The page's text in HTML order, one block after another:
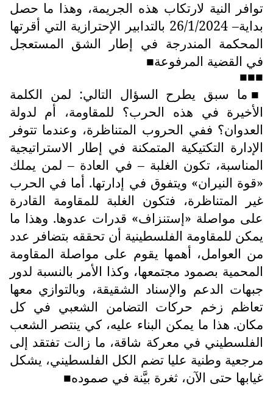
توافر النية لارتكاب هذه الجريمة، وهذا ما حصل
بداية– 26/1/2024 بالتدابير الإحترازية التي أقرتها
المحكمة المندرجة في إطار الشق المستعجل
في القضية المرفوعة■
■■■
■ ما سبق يطرح السؤال التالي: لمن الكلمة
الأخيرة في هذه الحرب؟ للمقاومة، أم لدولة
العدوان؟ ففي الحروب المتناظرة، وعندما تتوفر
الإدارة التكتيكية المتمكنة في إطار الاستراتيجية
المناسبة، تكون الغلبة – في العادة – لمن يملك
«قوة النيران» ويتفوق في إدارتها. أما في الحرب
غير المتناظرة، فتكون الغلبة للمقاومة القادرة
على مواصلة «إستنزاف» قدرات عدوها. وهذا ما
يمكن للمقاومة الفلسطينية أن تحققه بتضافر عدد
من العوامل، أهمها يقوم على مواصلة المقاومة
المحمية بصمود مجتمعها، وكذا الأمر بالنسبة لدور
جبهات الدعم والإسناد الشقيقة، وبالتوازي معها
تعاظم زخم حركات التضامن الشعبي في كل
مكان. هذا ما يمكن البناء عليه، كي ينتصر الشعب
الفلسطيني في معركة شاقة، ما زالت تفتقد إلى
مرجعية وطنية عليا تضم الكل الفلسطيني، يشكل
غيابها حتى الآن، ثغرة بيَّنة في صموده■